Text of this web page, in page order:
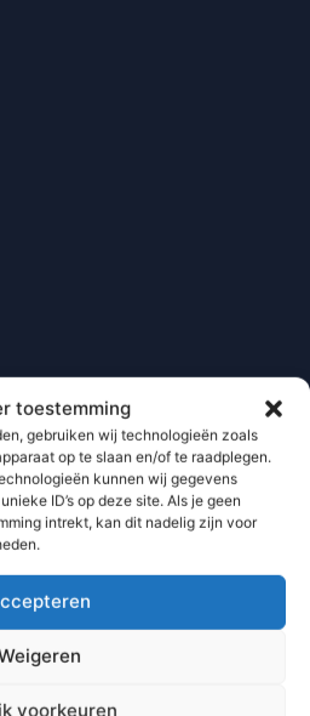
toestemming
gebruiken wij technologieën zoals
op te slaan en/of te raadplegen.
kunnen wij gegevens
ID’s op deze site. Als je geen
intrekt, kan dit nadelig zijn voor
voorkeuren